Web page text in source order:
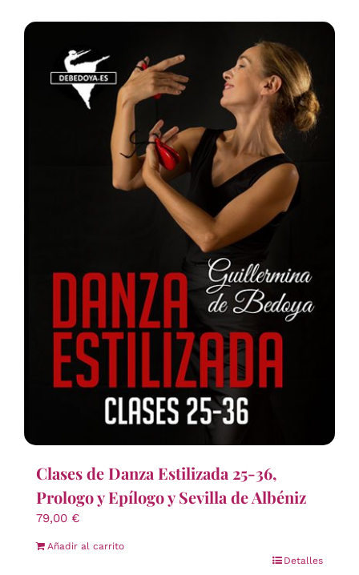
Clases de Danza Estilizada 25-36,
Prologo y Epílogo y Sevilla de Albéniz
79,00 €
Añadir al carrito
Detalles